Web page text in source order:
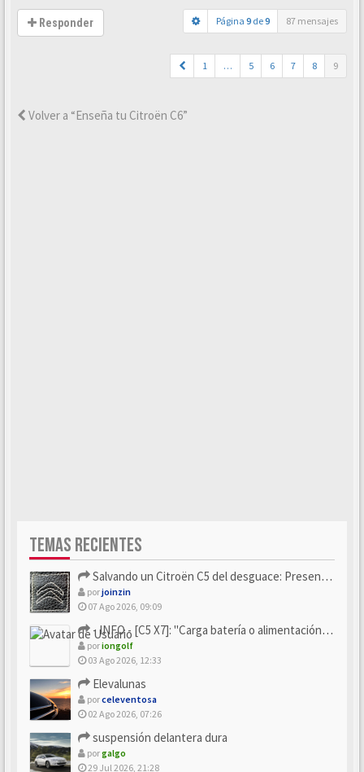
Responder Página 9 de9 87 mensajes
1 … 5 6 7 8 9
Volver a “Enseña tu Citroën C6”
TEMAS RECIENTES
Salvando un Citroën C5 del desguace: Presentación y seguimiento
porjoinzin
07 Ago 2026, 09:09
- INFO - [C5 X7]: "Carga batería o alimentación eléctri...
poriongolf
03 Ago 2026, 12:33
Elevalunas
porceleventosa
02 Ago 2026, 07:26
suspensión delantera dura
porgalgo
29 Jul 2026, 21:28